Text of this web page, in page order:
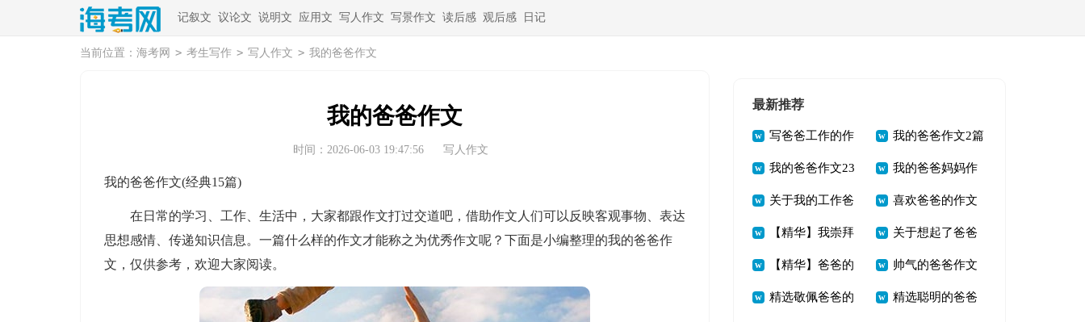
记叙文 议论文 说明文 应用文 写人作文 写景作文 读后感 观后感 日记
当前位置： 海考网 > 考生写作 > 写人作文 > 我的爸爸作文
我的爸爸作文
时间：2026-06-03 19:47:56 写人作文
我的爸爸作文(经典15篇)
在日常的学习、工作、生活中，大家都跟作文打过交道吧，借助作文人们可以反映客观事物、表达
思想感情、传递知识信息。一篇什么样的作文才能称之为优秀作文呢？下面是小编整理的我的爸爸作
文，仅供参考，欢迎大家阅读。
最新推荐
写爸爸工作的作
文
我的爸爸作文2篇
我的爸爸作文23
篇
我的爸爸妈妈作
文(精选15篇)
关于我的工作爸
爸作文3篇
喜欢爸爸的作文
汇总八篇
【精华】我崇拜
爸爸作文4篇
关于想起了爸爸
作文3篇
【精华】爸爸的
作文400字3篇
帅气的爸爸作文
锦集5篇
精选敬佩爸爸的 精选聪明的爸爸